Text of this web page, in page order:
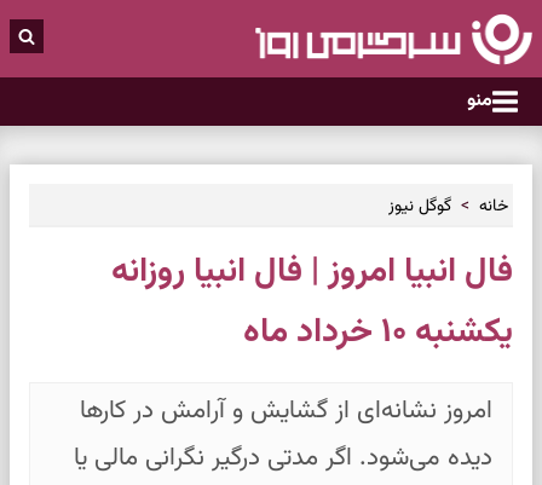
منو
خانه گوگل نیوز
فال انبیا امروز | فال انبیا روزانه
یکشنبه ۱۰ خرداد ماه
امروز نشانه‌ای از گشایش و آرامش در کارها
دیده می‌شود. اگر مدتی درگیر نگرانی مالی یا